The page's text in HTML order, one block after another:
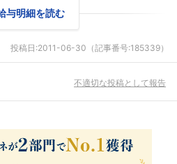
与明細を読む
投稿日:2011-06-30 （記事番号:185339）
不適切な投稿として報告